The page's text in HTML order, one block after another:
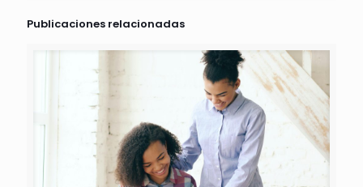
Publicaciones relacionadas